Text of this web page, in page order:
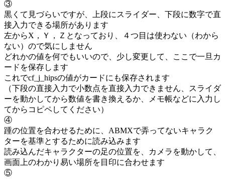
③
黒くて見づらいですが、上段にスライダー、下段に数字で直
接入力できる場所があります
左からX，Ｙ，Ｚとなっており、４つ目は使わない（わから
ない）ので気にしません
どれかの値を何でもいいので、少し変更して、ここで一旦カ
ードを保存します
これでcf_j_hipsの値がカードにも保存されます
（下段の直接入力で小数点を直接入力できません、スライダ
ーを動かしてから数値を書き換えるか、メモ帳などに入力し
てからコピペしてください）
④
踵の位置を合わせるために、ABMXで弄ってないキャラク
ターを基準とするために読み込みます
読み込んだキャラクターの足の位置を、カメラを動かして、
画面上のわかり易い場所を目印に合わせます
⑤